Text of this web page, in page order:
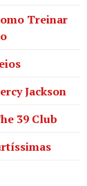
Treinar
Jackson
39 Club